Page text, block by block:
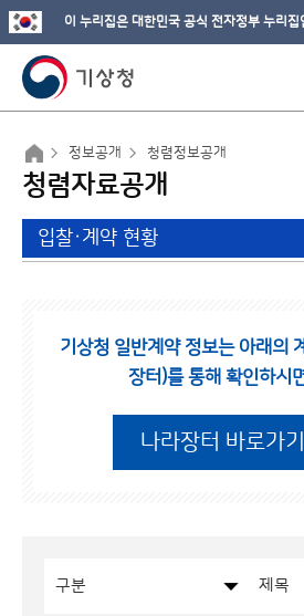
이 누리집은 대한민국 공식 전자정부 누리집
정보공개 청렴정보공개
청렴자료공개
입찰·계약 현황
기상청 일반계약 정보는 아래의
장터)를 통해 확인하시
나라장터 바로가기